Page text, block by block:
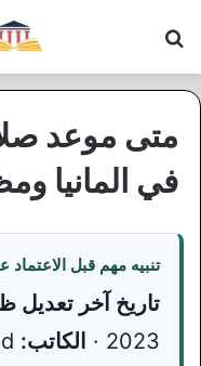
في المانيا
تنبيه مهم قبل
تاريخ آخر تعديل
2023 ·
الكاتب: